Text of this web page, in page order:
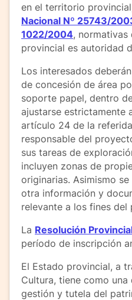
en el territorio
Nacional Nº 25743/
1022/2004, normativas
provincial es autoridad
Los interesados
de concesión de área
soporte papel, dentro
ajustarse estrictamente
artículo 24 de la
responsable del
sus tareas de
incluyen zonas de
originarias. Asimismo
otra información y
relevante a los fines del
La Resolución
período de inscripción
El Estado provincial, a
Cultura, tiene como una
gestión y tutela del